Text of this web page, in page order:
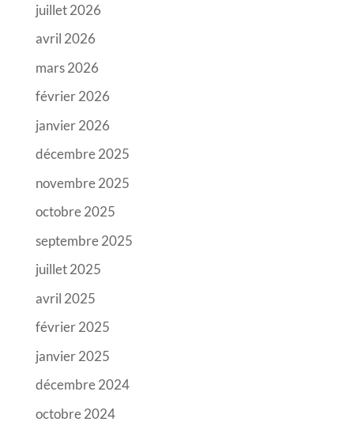
juillet 2026
avril 2026
mars 2026
février 2026
janvier 2026
décembre 2025
novembre 2025
octobre 2025
septembre 2025
juillet 2025
avril 2025
février 2025
janvier 2025
décembre 2024
octobre 2024